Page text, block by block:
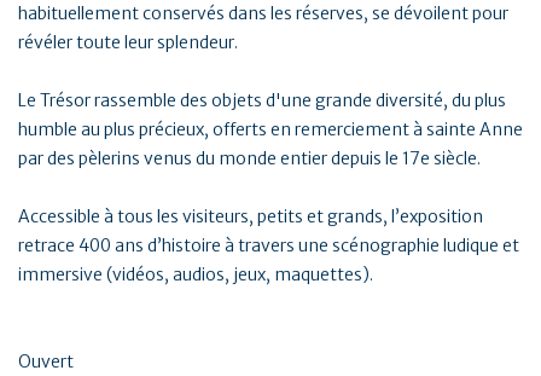
habituellement conservés dans les réserves, se dévoilent pour
révéler toute leur splendeur.
Le Trésor rassemble des objets d'une grande diversité, du plus
humble au plus précieux, offerts en remerciement à sainte Anne
par des pèlerins venus du monde entier depuis le 17e siècle.
Accessible à tous les visiteurs, petits et grands, l’exposition
retrace 400 ans d’histoire à travers une scénographie ludique et
immersive (vidéos, audios, jeux, maquettes).
Ouvert